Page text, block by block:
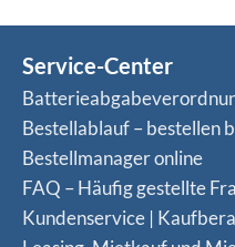
Service-Center
Bestellablauf – bestellen
Bestellmanager online
FAQ – Häufig gestellte
Kundenservice |